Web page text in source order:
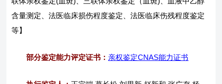
含量测定、法医临床损伤程度鉴定、法医临床伤残程度鉴定
等】
部分鉴定能力评定证书： 亲权鉴定CNAS能力证书